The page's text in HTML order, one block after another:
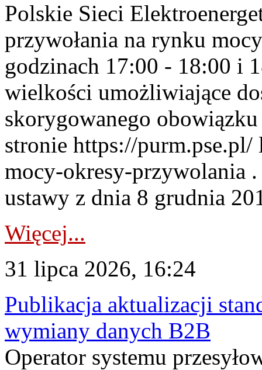
Polskie Sieci
przywołania na rynku
godzinach 17:00 - 18:00 i
wielkości umożliwiające
skorygowanego
stronie https://
mocy-okresy-przywolania
ustawy z dnia 8 grudnia
Więcej...
31 lipca 2026, 16:24
Publikacja aktualizacji
wymiany danych B2B
Operator systemu